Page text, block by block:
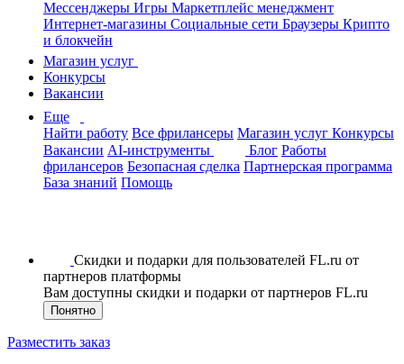
Мессенджеры Игры Маркетплейс менеджмент
Интернет-магазины Социальные сети Браузеры Крипто
и блокчейн
Магазин услуг
Конкурсы
Вакансии
Еще
Найти работу Все фрилансеры Магазин услуг Конкурсы
Вакансии AI-инструменты Блог Работы
фрилансеров Безопасная сделка Партнерская программа
База знаний Помощь
Скидки и подарки для пользователей FL.ru от
партнеров платформы
Вам доступны скидки и подарки от партнеров FL.ru
Понятно
Разместить заказ